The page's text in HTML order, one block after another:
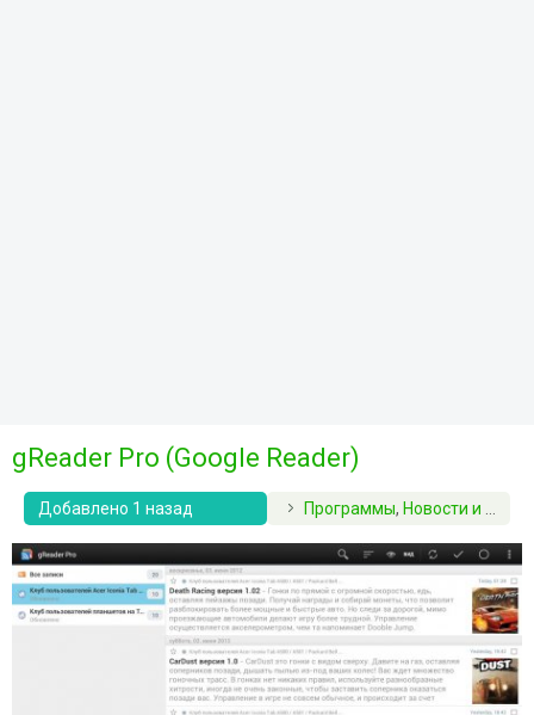
gReader Pro (Google Reader)
Добавлено 1 назад Программы, Новости и журналы